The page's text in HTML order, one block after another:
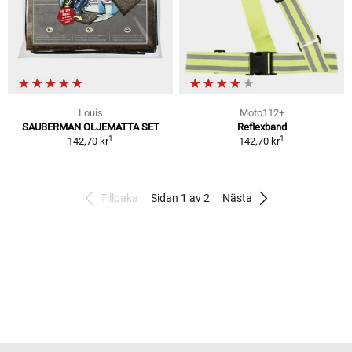
Louis
SAUBERMAN OLJEMATTA SET
142,70 kr1
Moto112+
Reflexband
142,70 kr1
Tillbaka Sidan 1 av 2 Nästa